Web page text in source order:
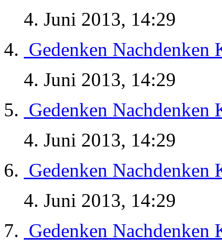
4. Juni 2013, 14:29
Gedenken Nachdenken
4. Juni 2013, 14:29
Gedenken Nachdenken
4. Juni 2013, 14:29
Gedenken Nachdenken
4. Juni 2013, 14:29
Gedenken Nachdenken